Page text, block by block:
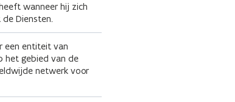
wanneer hij zich
Diensten.
een entiteit van
het gebied van de
netwerk voor